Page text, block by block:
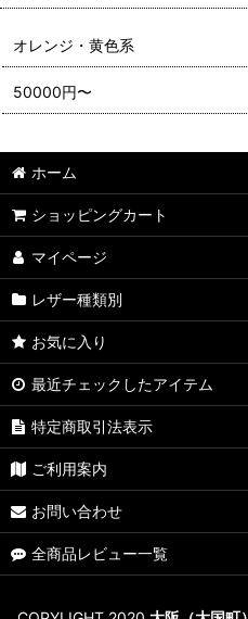
オレンジ・黄色系
50000円〜
ホーム
ショッピングカート
マイページ
レザー種類別
お気に入り
最近チェックしたアイテム
特定商取引法表示
ご利用案内
お問い合わせ
全商品レビュー一覧